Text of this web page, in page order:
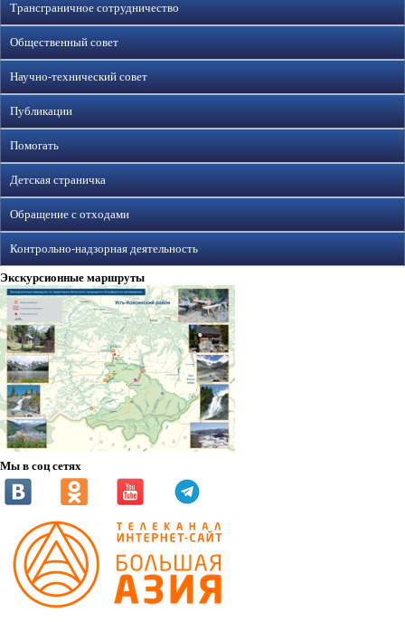
Трансграничное сотрудничество
Общественный совет
Научно-технический совет
Публикации
Помогать
Детская страничка
Обращение с отходами
Контрольно-надзорная деятельность
Экскурсионные маршруты
Мы в соц сетях